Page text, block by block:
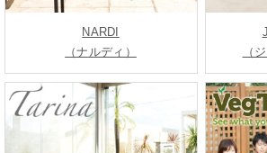
NARDI
（ナルディ）
（